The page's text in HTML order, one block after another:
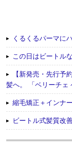
くるくるパーマに
この日はビートル
【新発売・先行予
髪へ。 「ベリーチェ
縮毛矯正＋インナ
ビートル式髪質改